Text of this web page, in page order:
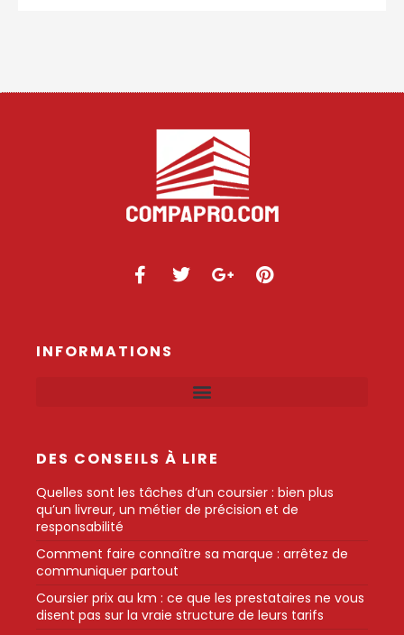
INFORMATIONS
DES CONSEILS À LIRE
Quelles sont les tâches d’un coursier : bien plus
qu’un livreur, un métier de précision et de
responsabilité
Comment faire connaître sa marque : arrêtez de
communiquer partout
Coursier prix au km : ce que les prestataires ne vous
disent pas sur la vraie structure de leurs tarifs